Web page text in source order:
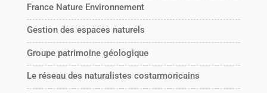
France Nature Environnement
Gestion des espaces naturels
Groupe patrimoine géologique
Le réseau des naturalistes costarmoricains